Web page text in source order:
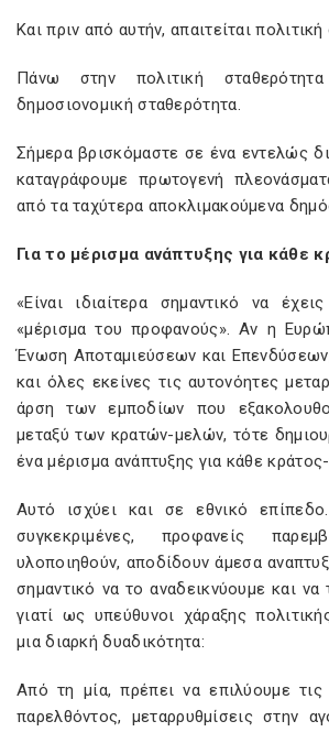
Και πριν από αυτήν, απαιτείται
Πάνω στην πολιτική
δημοσιονομική σταθερότητα.
Σήμερα βρισκόμαστε σε ένα εντελώς
καταγράφουμε πρωτογενή
από τα ταχύτερα αποκλιμακούμενα
Για το μέρισμα ανάπτυξης για κάθε
«Είναι ιδιαίτερα σημαντικό να
«μέρισμα του προφανούς». Αν η
Ένωση Αποταμιεύσεων και
και όλες εκείνες τις αυτονόητες
άρση των εμποδίων που
μεταξύ των κρατών-μελών, τότε
ένα μέρισμα ανάπτυξης για κάθε
Αυτό ισχύει και σε εθνικό
συγκεκριμένες, προφανείς
υλοποιηθούν, αποδίδουν άμεσα
σημαντικό να το αναδεικνύουμε και
γιατί ως υπεύθυνοι χάραξης
μια διαρκή δυαδικότητα:
Από τη μία, πρέπει να επιλύουμε τις
παρελθόντος, μεταρρυθμίσεις στην